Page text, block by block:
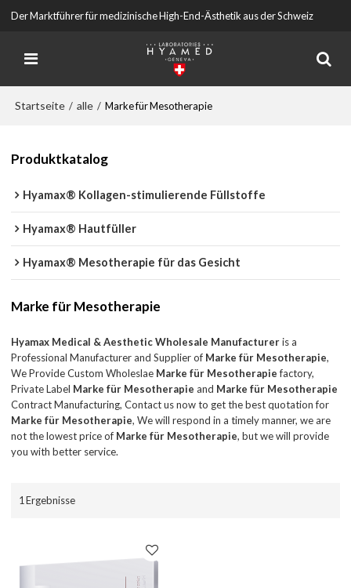
Der Marktführer für medizinische High-End-Ästhetik aus der Schweiz
Startseite / alle / Marke für Mesotherapie
Produktkatalog
Hyamax® Kollagen-stimulierende Füllstoffe
Hyamax® Hautfüller
Hyamax® Mesotherapie für das Gesicht
Marke für Mesotherapie
Hyamax Medical & Aesthetic Wholesale Manufactureris a
Professional Manufacturer and Supplier of Marke für Mesotherapie,
We Provide Custom Wholeslae Marke für Mesotherapiefactory,
Private Label Marke für Mesotherapie and Marke für Mesotherapie
Contract Manufacturing, Contact us now to get the best quotation for
Marke für Mesotherapie, We will respond in a timely manner, we are
not the lowest price of Marke für Mesotherapie, but we will provide
you with better service.
1 Ergebnisse